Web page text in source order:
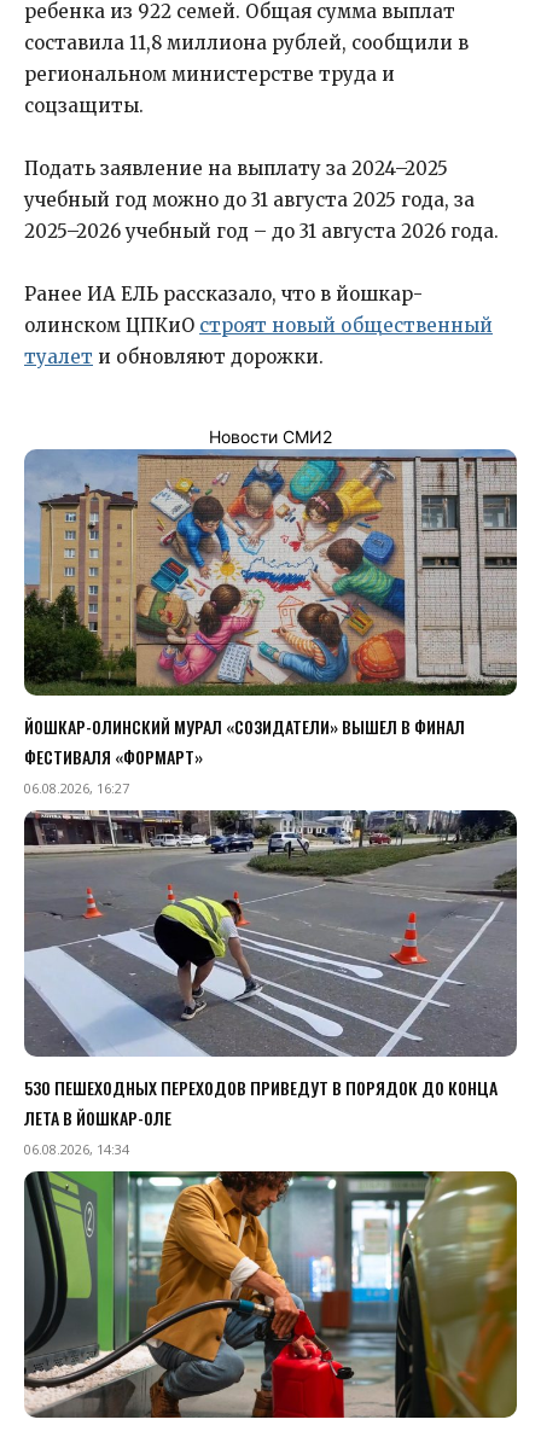
ребенка из 922 семей. Общая сумма выплат
составила 11,8 миллиона рублей, сообщили в
региональном министерстве труда и
соцзащиты.
Подать заявление на выплату за 2024–2025
учебный год можно до 31 августа 2025 года, за
2025–2026 учебный год – до 31 августа 2026 года.
Ранее ИА ЕЛЬ рассказало, что в йошкар-
олинском ЦПКиО строят новый общественный
туалет и обновляют дорожки.
Новости СМИ2
ЙОШКАР-ОЛИНСКИЙ МУРАЛ «СОЗИДАТЕЛИ» ВЫШЕЛ В ФИНАЛ
ФЕСТИВАЛЯ «ФОРМАРТ»
06.08.2026, 16:27
530 ПЕШЕХОДНЫХ ПЕРЕХОДОВ ПРИВЕДУТ В ПОРЯДОК ДО КОНЦА
ЛЕТА В ЙОШКАР-ОЛЕ
06.08.2026, 14:34